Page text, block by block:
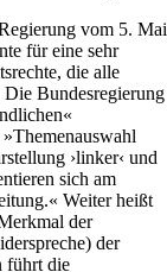
vom 5. Mai
für eine sehr
die alle
Bundesregierung
»Themenauswahl
›linker‹ und
sich am
Weiter heißt
der
der
führt die